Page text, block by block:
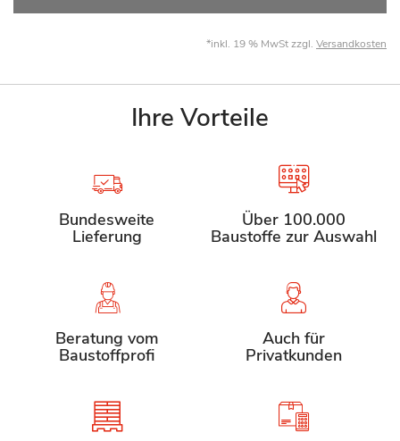
*inkl. 19 % MwSt zzgl. Versandkosten
Ihre Vorteile
Bundesweite
Lieferung
Über 100.000
Baustoffe zur Auswahl
Beratung vom
Baustoffprofi
Auch für
Privatkunden